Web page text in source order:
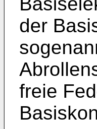
der
freie